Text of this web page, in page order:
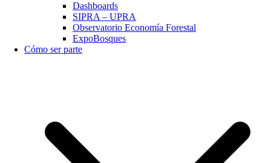
Dashboards
SIPRA – UPRA
Observatorio Economía Forestal
ExpoBosques
Cómo ser parte